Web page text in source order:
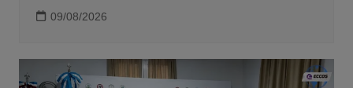
09/08/2026